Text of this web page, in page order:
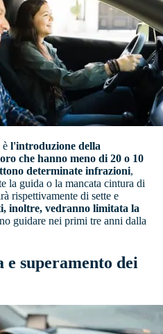
è l'introduzione della
che hanno meno di 20 o 10
determinate infrazioni,
la guida o la mancata cintura di
rispettivamente di sette e
inoltre, vedranno limitata la
guidare nei primi tre anni dalla
e superamento dei